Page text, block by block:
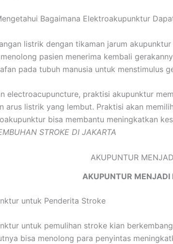
Bagaimana Elektroakupunktur
listrik dengan tikaman jarum
pasien menerima kembali
pada tubuh manusia untuk menstimulus
electroacupuncture, praktisi akupunktur
arus listrik yang lembut. Praktisi akan
bisa membantu meningkatkan
STROKE DI JAKARTA
AKUPUNTUR
untuk Penderita Stroke
untuk pemulihan stroke kian
bisa menolong para penyintas